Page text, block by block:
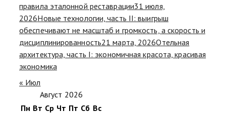
правила эталонной реставрации31 июля,
2026Новые технологии, часть II: выигрыш
обеспечивают не масштаб и громкость, а скорость и
дисциплинированность21 марта, 2026Отельная
архитектура, часть I: экономичная красота, красивая
экономика
« Июл
Август 2026
Пн Вт Ср Чт Пт Сб Вс